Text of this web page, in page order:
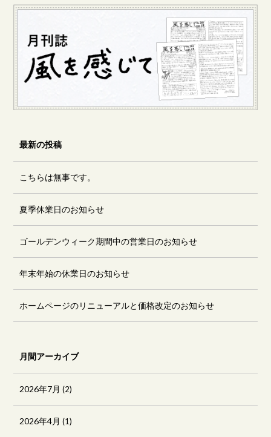
最新の投稿
こちらは無事です。
夏季休業日のお知らせ
ゴールデンウィーク期間中の営業日のお知らせ
年末年始の休業日のお知らせ
ホームページのリニューアルと価格改定のお知らせ
月間アーカイブ
2026年7月 (2)
2026年4月 (1)